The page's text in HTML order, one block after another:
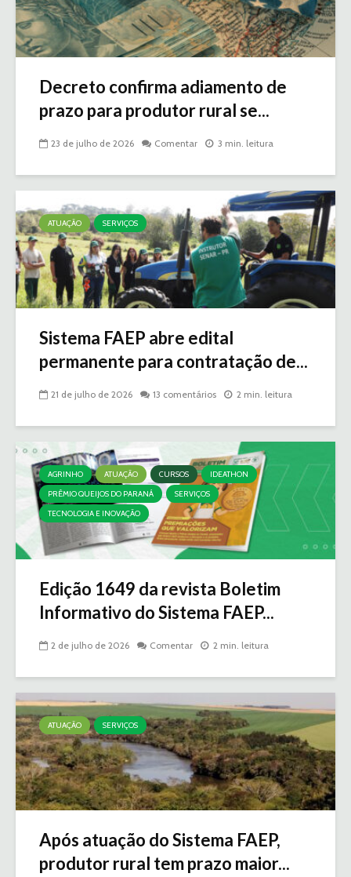
Decreto confirma adiamento de
prazo para produtor rural se...
23 de julho de 2026 Comentar 3 min. leitura
ATUAÇÃO SERVIÇOS
Sistema FAEP abre edital
permanente para contratação de...
21 de julho de 2026 13 comentários 2 min. leitura
AGRINHO ATUAÇÃO CURSOS
IDEATHON
PRÊMIO QUEIJOS DO PARANÁ
SERVIÇOS
TECNOLOGIA E INOVAÇÃO
Edição 1649 da revista Boletim
Informativo do Sistema FAEP...
2 de julho de 2026 Comentar 2 min. leitura
ATUAÇÃO SERVIÇOS
Após atuação do Sistema FAEP,
produtor rural tem prazo maior...